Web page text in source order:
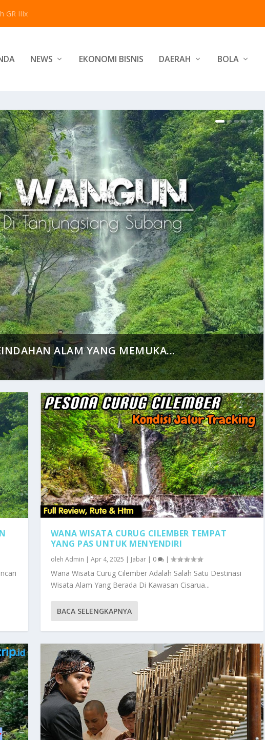
GR IIIx
NEWS EKONOMI BISNIS DAERAH BOLA
ALAM YANG MEMUKA...
YANG PAS UNTUK M...
PEMANDANGAN SPE...
DENGAN BUDAYA...
DIBALUT DENGAN SOP...
WANA WISATA CURUG CILEMBER TEMPAT
YANG PAS UNTUK MENYENDIRI
oleh Admin | Apr 4, 2025 | Jabar| 0 |
Wana Wisata Curug Cilember Adalah Salah Satu Destinasi
Wisata Alam Yang Berada Di Kawasan Cisarua...
BACA SELENGKAPNYA